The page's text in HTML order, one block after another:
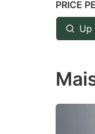
PRICE
Up